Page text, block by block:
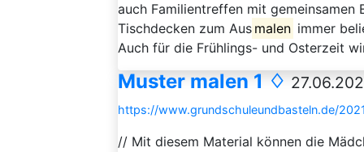
auch Familientreffen mit gemeinsamen
Tischdecken zum Aus malen immer
Auch für die Frühlings- und Osterzeit
Muster malen 1 ♢
https://www.grundschuleundbasteln.de/
// Mit diesem Material können die